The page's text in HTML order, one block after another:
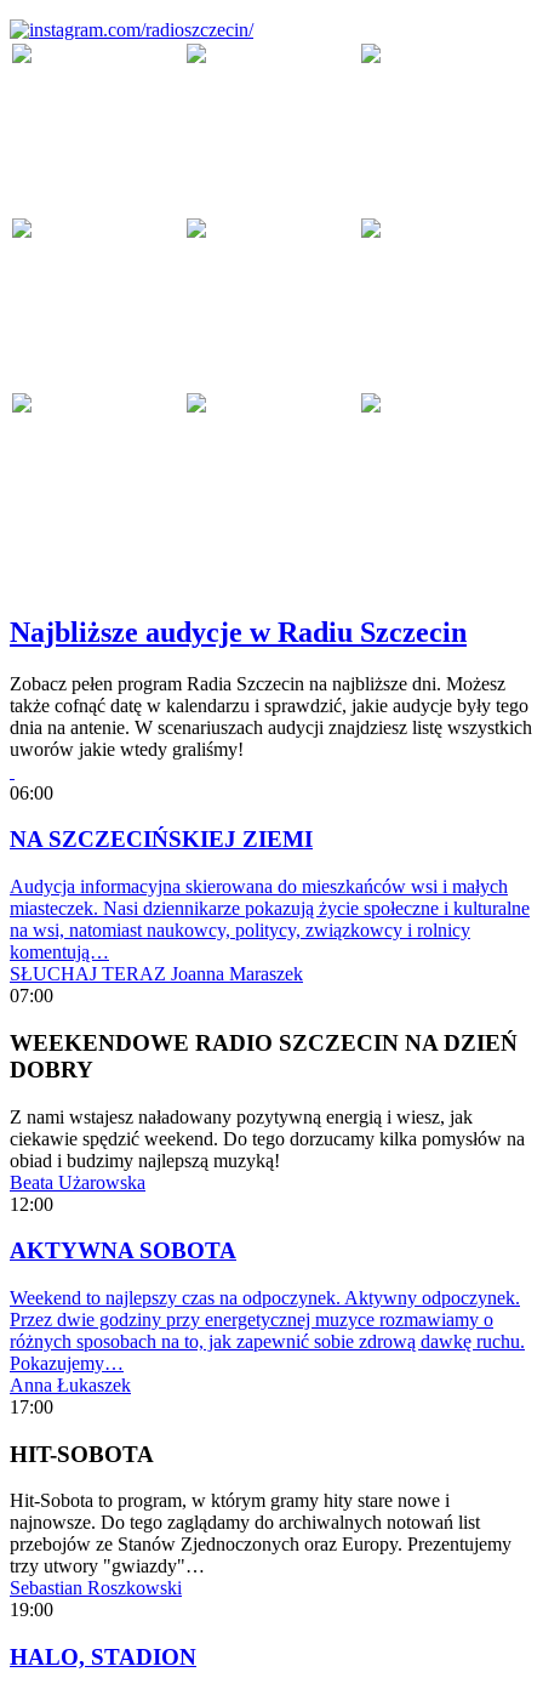
Najbliższe audycje w Radiu Szczecin
Zobacz pełen program Radia Szczecin na najbliższe dni. Możesz
także cofnąć datę w kalendarzu i sprawdzić, jakie audycje były tego
dnia na antenie. W scenariuszach audycji znajdziesz listę wszystkich
uworów jakie wtedy graliśmy!
06:00
NA SZCZECIŃSKIEJ ZIEMI
Audycja informacyjna skierowana do mieszkańców wsi i małych
miasteczek. Nasi dziennikarze pokazują życie społeczne i kulturalne
na wsi, natomiast naukowcy, politycy, związkowcy i rolnicy
komentują…
SŁUCHAJ TERAZ Joanna Maraszek
07:00
WEEKENDOWE RADIO SZCZECIN NA DZIEŃ
DOBRY
Z nami wstajesz naładowany pozytywną energią i wiesz, jak
ciekawie spędzić weekend. Do tego dorzucamy kilka pomysłów na
obiad i budzimy najlepszą muzyką!
Beata Użarowska
12:00
AKTYWNA SOBOTA
Weekend to najlepszy czas na odpoczynek. Aktywny odpoczynek.
Przez dwie godziny przy energetycznej muzyce rozmawiamy o
różnych sposobach na to, jak zapewnić sobie zdrową dawkę ruchu.
Pokazujemy…
Anna Łukaszek
17:00
HIT-SOBOTA
Hit-Sobota to program, w którym gramy hity stare nowe i
najnowsze. Do tego zaglądamy do archiwalnych notowań list
przebojów ze Stanów Zjednoczonych oraz Europy. Prezentujemy
trzy utwory "gwiazdy"…
Sebastian Roszkowski
19:00
HALO, STADION